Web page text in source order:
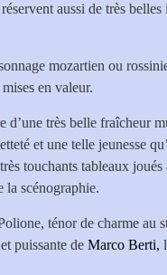
aussi de très belles
mozartien ou
en valeur.
d’une très belle fraîcheur
et une telle jeunesse
touchants tableaux
la scénographie.
ténor de charme au
puissante de Marco Berti,